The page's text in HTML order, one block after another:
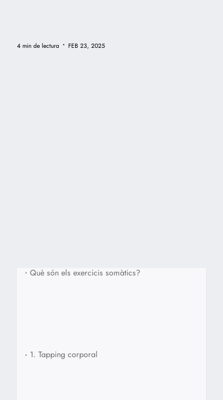
4 min de lectura • FEB 23, 2025
• Què són els exercicis somàtics?
• 1. Tapping corporal